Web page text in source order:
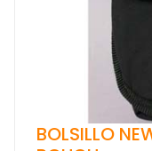
BOLSILLO